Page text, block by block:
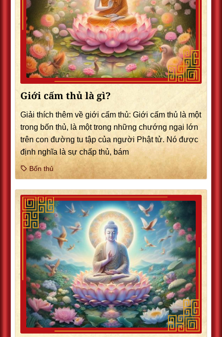
Giới cấm thủ là gì?
Giải thích thêm về giới cấm thủ: Giới cấm thủ là một
trong bốn thủ, là một trong những chướng ngại lớn
trên con đường tu tập của người Phật tử. Nó được
định nghĩa là sự chấp thủ, bám
Bốn thủ